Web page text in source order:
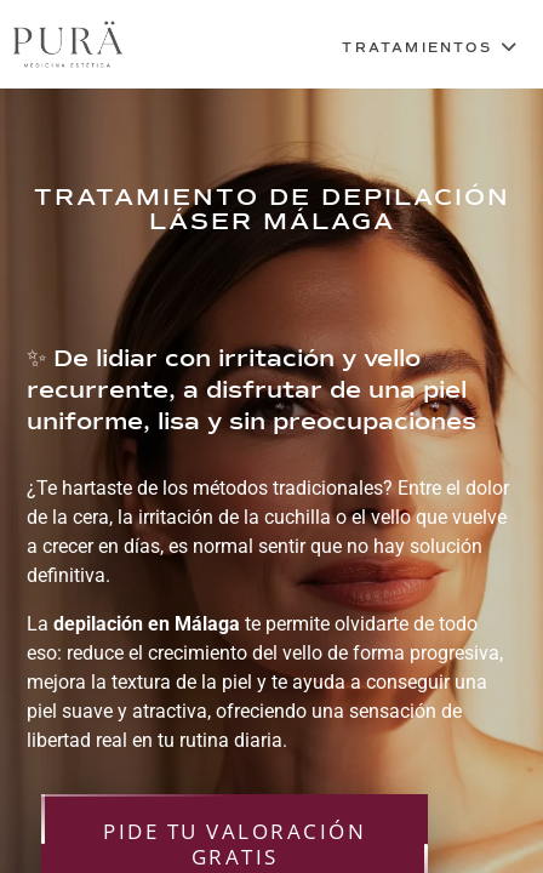
TRATAMIENTO DE DEPILACIÓN
LÁSER MÁLAGA
✨ De lidiar con irritación y vello
recurrente, a disfrutar de una piel
uniforme, lisa y sin preocupaciones
¿Te hartaste de los métodos tradicionales? Entre el dolor
de la cera, la irritación de la cuchilla o el vello que vuelve
a crecer en días, es normal sentir que no hay solución
definitiva.
Ladepilación en Málaga te permite olvidarte de todo
eso: reduce el crecimiento del vello de forma progresiva,
mejora la textura de la piel y te ayuda a conseguir una
piel suave y atractiva, ofreciendo una sensación de
libertad real en tu rutina diaria.
PIDE TU VALORACIÓN
GRATIS